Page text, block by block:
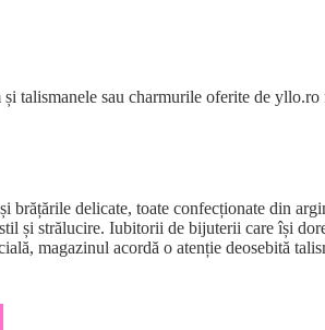
talismanele sau charmurile oferite de
delicate, toate confecționate din
și strălucire. Iubitorii de bijuterii care își
magazinul acordă o atenție deosebită